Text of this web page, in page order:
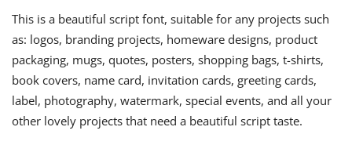
This is a beautiful script font, suitable for any projects such
as: logos, branding projects, homeware designs, product
packaging, mugs, quotes, posters, shopping bags, t-shirts,
book covers, name card, invitation cards, greeting cards,
label, photography, watermark, special events, and all your
other lovely projects that need a beautiful script taste.